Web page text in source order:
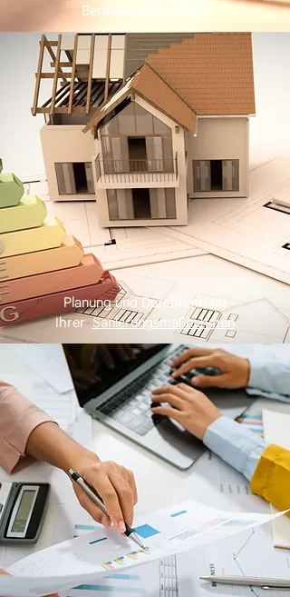
Beratungsinstrument
Planung und Durchführung
IhrerSanierungsmaßnahmen